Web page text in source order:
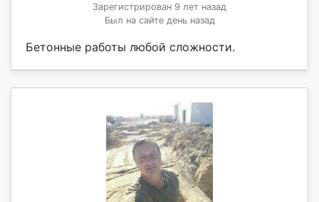
Зарегистрирован 9 лет назад
Был на сайте день назад
Бетонные работы любой сложности.